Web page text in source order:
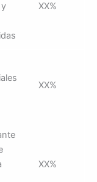
XX%
XX%
XX%